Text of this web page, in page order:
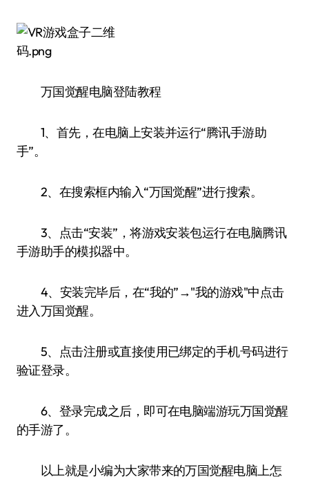
万国觉醒电脑登陆教程
1、首先，在电脑上安装并运行“腾讯手游助
手”。
2、在搜索框内输入“万国觉醒”进行搜索。
3、点击“安装”，将游戏安装包运行在电脑腾讯
手游助手的模拟器中。
4、安装完毕后，在“我的”→"我的游戏"中点击
进入万国觉醒。
5、点击注册或直接使用已绑定的手机号码进行
验证登录。
6、登录完成之后，即可在电脑端游玩万国觉醒
的手游了。
以上就是小编为大家带来的万国觉醒电脑上怎